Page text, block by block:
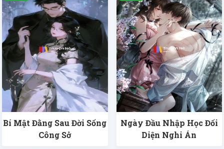
Bí Mật Đằng Sau Đời Sống
Công Sở
Ngày Đầu Nhập Học Đối
Diện Nghi Án